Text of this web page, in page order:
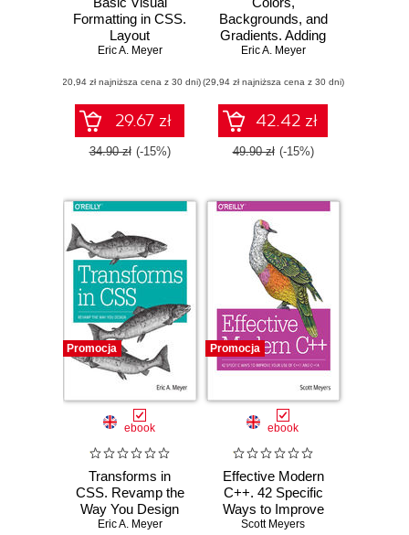
Formatting in CSS.
Layout
Fundamentals in
Eric A. Meyer
(20,94 zł najniższa cena z 30 dni)
29.67 zł
34.90 zł (-15%)
Backgrounds, and
Gradients. Adding
Individuality with
Eric A. Meyer
(29,94 zł najniższa cena z 30 dni)
42.42 zł
49.90 zł (-15%)
Promocja
ebook
Transforms in
CSS. Revamp the
Way You Design
Eric A. Meyer
Promocja
ebook
Effective Modern
C++. 42 Specific
Ways to Improve
Your Use of C++11
Scott Meyers